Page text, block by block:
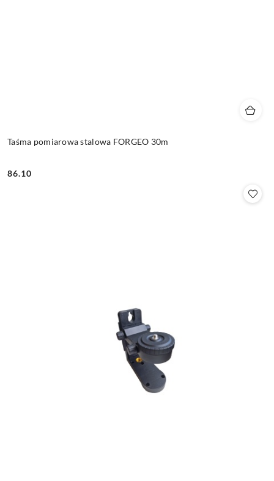
Taśma pomiarowa stalowa FORGEO 30m
Cena:
86.10